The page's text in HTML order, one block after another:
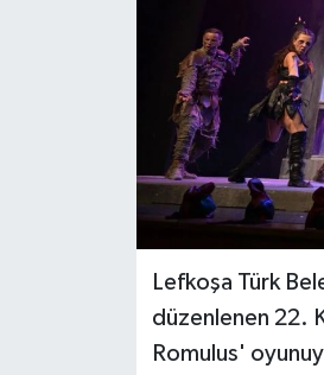
Lefkoşa Türk
düzenlenen 22.
Romulus'